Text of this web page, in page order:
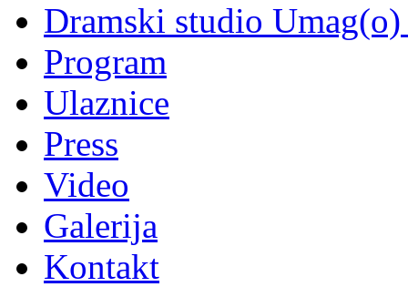
Dramski studio
Program
Ulaznice
Press
Video
Galerija
Kontakt